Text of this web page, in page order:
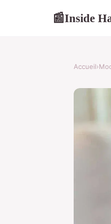
📰Inside
Accueil›